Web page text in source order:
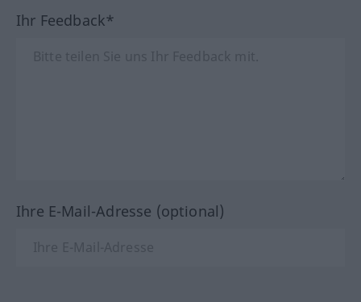
Ihr Feedback*
Ihre E-Mail-Adresse (optional)